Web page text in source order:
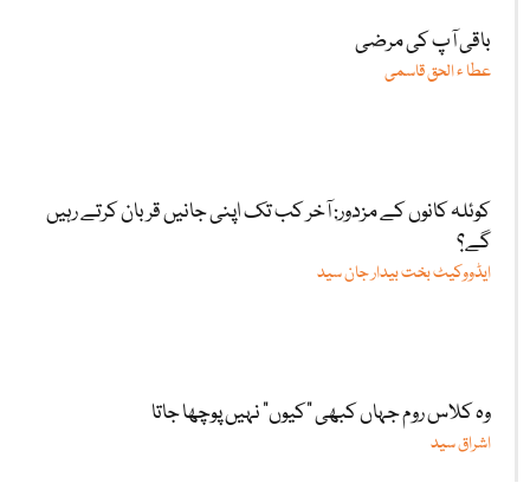
باقی آپ کی مرضی
عطا ء الحق قاسمی
کوئلہ کانوں کے مزدور: آخر کب تک اپنی جانیں قربان کرتے رہیں
گے؟
ایڈووکیٹ بخت بیدار جان سید
وہ کلاس روم جہاں کبھی "کیوں” نہیں پوچھا جاتا
اشراق سید